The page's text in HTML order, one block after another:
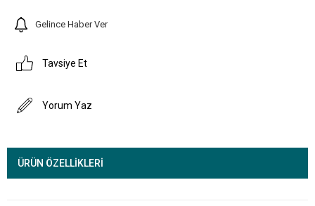
Gelince Haber Ver
Tavsiye Et
Yorum Yaz
ÜRÜN ÖZELLIKLERI